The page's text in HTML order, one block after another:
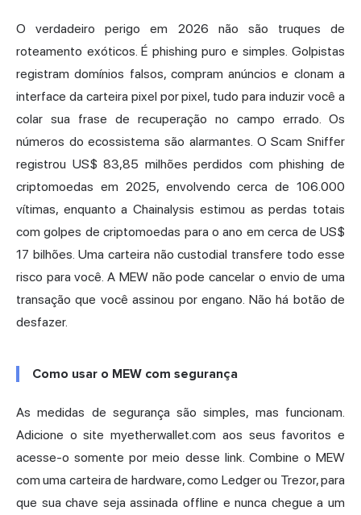
O verdadeiro perigo em 2026 não são truques de
roteamento exóticos. É phishing puro e simples. Golpistas
registram domínios falsos, compram anúncios e clonam a
interface da carteira pixel por pixel, tudo para induzir você a
colar sua frase de recuperação no campo errado. Os
números do ecossistema são alarmantes. O Scam Sniffer
registrou US$ 83,85 milhões perdidos com phishing de
criptomoedas em 2025, envolvendo cerca de 106.000
vítimas, enquantoa Chainalysis estimou as perdas totais
com golpes de criptomoedas para o ano em cerca de US$
17 bilhões. Uma carteira não custodial transfere todo esse
risco para você. A MEW não pode cancelar o envio de uma
transação que você assinou por engano. Não há botão de
desfazer.
Como usar o MEW com segurança
As medidas de segurança são simples, mas funcionam.
Adicione o site myetherwallet.com aos seus favoritos e
acesse-o somente por meio desse link. Combine o MEW
com uma carteira de hardware,como Ledger ou Trezor, para
que sua chave seja assinada offline e nunca chegue a um